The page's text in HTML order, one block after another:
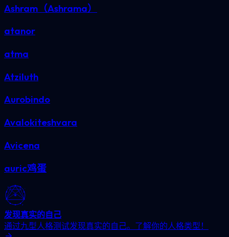
Ashram（Ashrama）
atanor
atma
Atziluth
Aurobindo
Avalokiteshvara
Avicena
auric鸡蛋
发现真实的自己
通过九型人格测试发现真实的自己。了解你的人格类型！